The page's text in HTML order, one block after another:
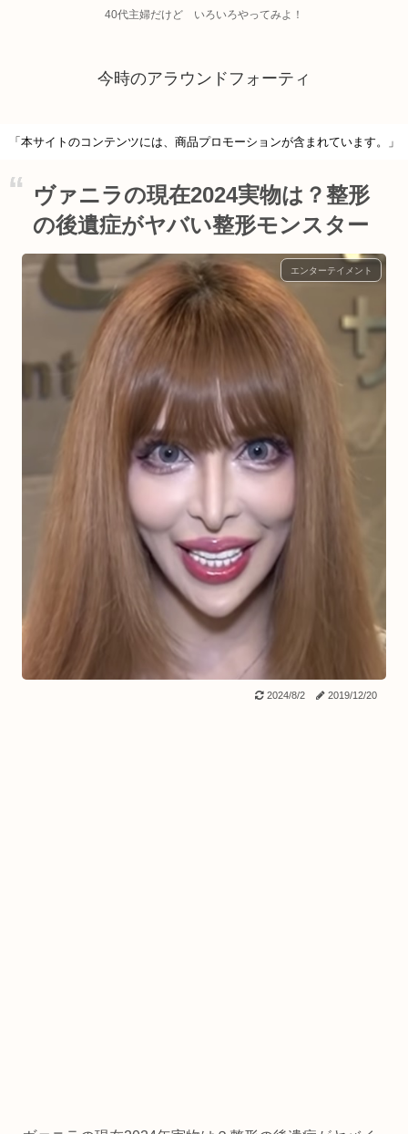
40代主婦だけど いろいろやってみよ！
今時のアラウンドフォーティ
「本サイトのコンテンツには、商品プロモーションが含まれています。」
ヴァニラの現在2024実物は？整形
の後遺症がヤバい整形モンスター
エンターテイメント
2024/8/2 2019/12/20